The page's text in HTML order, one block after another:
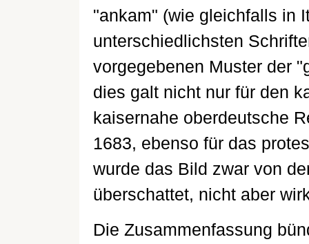
"ankam" (wie gleichfalls in
unterschiedlichsten
vorgegebenen Muster der
dies galt nicht nur für den
kaisernahe oberdeutsche
1683, ebenso für das
wurde das Bild zwar von
überschattet, nicht aber
Die Zusammenfassung